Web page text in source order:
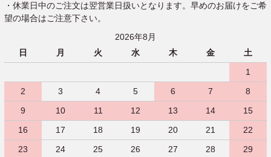
・休業日中のご注文は翌営業日扱いとなります。早めのお届けをご希
望の場合はご注意下さい。
2026年8月
日
月 火 水 木 金
土
1
2
3 4 5 6 7
8
9
10 11 12 13 14
15
16
17 18 19 20 21
22
23
24 25 26 27 28
29